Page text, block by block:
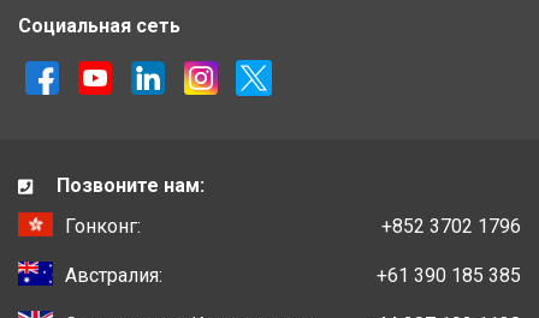
Социальная сеть
Позвоните нам:
Гонконг:
+852 3702 1796
Австралия: +61 390 185 385